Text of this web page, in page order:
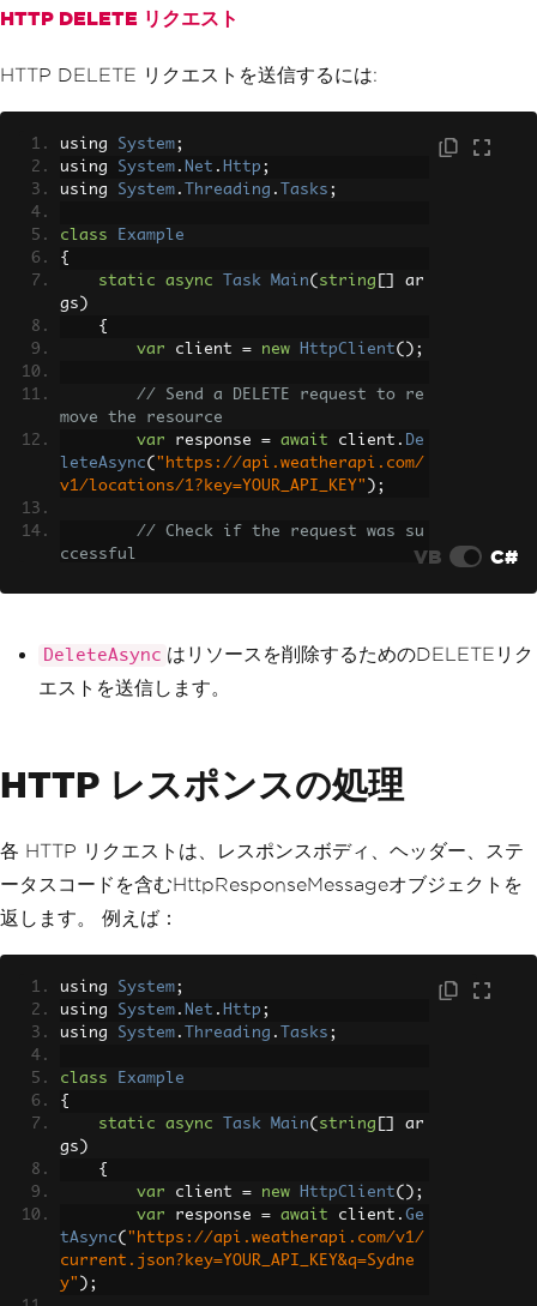
esponse. Content.ReadAsStringAsync
HTTP DELETE リクエスト
HTTP DELETE リクエストを送信するには:
using System;
using System . Net . Http ;
using System . Threading . Tasks ;
class
Example
{
static
async Task Main( string
ar
gs )
{
var client = new HttpClient();
// Send a DELETE request to re
move the resource
var response = await client . De
leteAsync( "https://api.weatherapi.com/
v1/locations/1?key=YOUR_API_KEY" );
// Check if the request was su
ccessful
Console
.WriteLine ("Resourc
e deleted successfully" );
}
VB C#
DeleteAsync はリソースを削除するためのDELETEリク
エストを送信します。
HTTP レスポンスの処理
各 HTTP リクエストは、レスポンスボディ、ヘッダー、ステ
ータスコードを含むHttpResponseMessageオブジェクトを
返します。 例えば：
using System;
using System . Net . Http ;
using System . Threading . Tasks ;
class
Example
{
static
async Task Main( string
ar
gs )
{
var client = new HttpClient();
var response = await client . Ge
tAsync( "https://api.weatherapi.com/v1/
current.json?key=YOUR_API_KEY&q=Sydne
y" );